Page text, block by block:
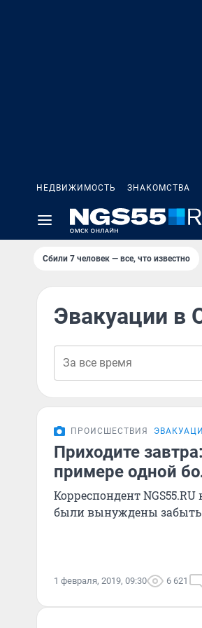
НЕДВИЖИМОСТЬ ЗНАКОМСТВА
Сбили 7 человек — все, что известно
Эвакуации в
ПРОИСШЕСТВИЯ
Приходите
примере одной
Корреспондент
были вынуждены забыть
1 февраля, 2019, 09:30 6 621